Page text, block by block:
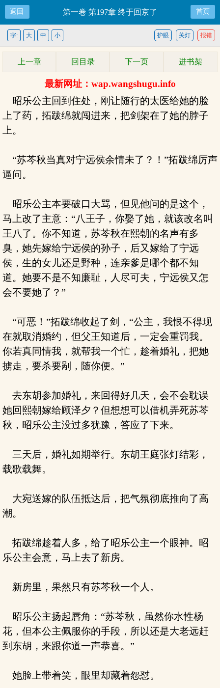
返回 第一卷 第197章 终于回京了 首页
报错
关灯
护眼
字: 大 中 小
上一章 回目录 下一页 进书架
最新网址：wap.wangshugu.info
昭乐公主回到住处，刚让随行的太医给她的脸
上了药，拓跋绵就闯进来，把剑架在了她的脖子
上。
“苏芩秋当真对宁远侯余情未了？！”拓跋绵厉声
逼问。
昭乐公主本要破口大骂，但见他问的是这个，
马上改了主意：“八王子，你娶了她，就该改名叫
王八了。你不知道，苏芩秋在熙朝的名声有多
臭，她先嫁给宁远侯的孙子，后又嫁给了宁远
侯，生的女儿还是野种，连亲爹是哪个都不知
道。她要不是不知廉耻，人尽可夫，宁远侯又怎
会不要她了？”
“可恶！”拓跋绵收起了剑，“公主，我恨不得现
在就取消婚约，但父王知道后，一定会重罚我。
你若真同情我，就帮我一个忙，趁着婚礼，把她
掳走，要杀要剐，随你便。”
去东胡参加婚礼，来回得好几天，会不会耽误
她回熙朝嫁给顾泽夕？但想想可以借机弄死苏芩
秋，昭乐公主没过多犹豫，答应了下来。
三天后，婚礼如期举行。东胡王庭张灯结彩，
载歌载舞。
大宛送嫁的队伍抵达后，把气氛彻底推向了高
潮。
拓跋绵趁着人多，给了昭乐公主一个眼神。昭
乐公主会意，马上去了新房。
新房里，果然只有苏芩秋一个人。
昭乐公主扬起唇角：“苏芩秋，虽然你水性杨
花，但本公主佩服你的手段，所以还是大老远赶
到东胡，来跟你道一声恭喜。”
她脸上带着笑，眼里却藏着怨怼。